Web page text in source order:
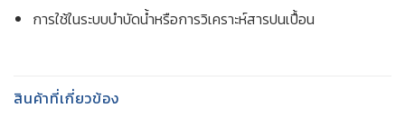
การใช้ในระบบบำบัดน้ำหรือการวิเคราะห์สารปนเปื้อน
สินค้าที่เกี่ยวข้อง